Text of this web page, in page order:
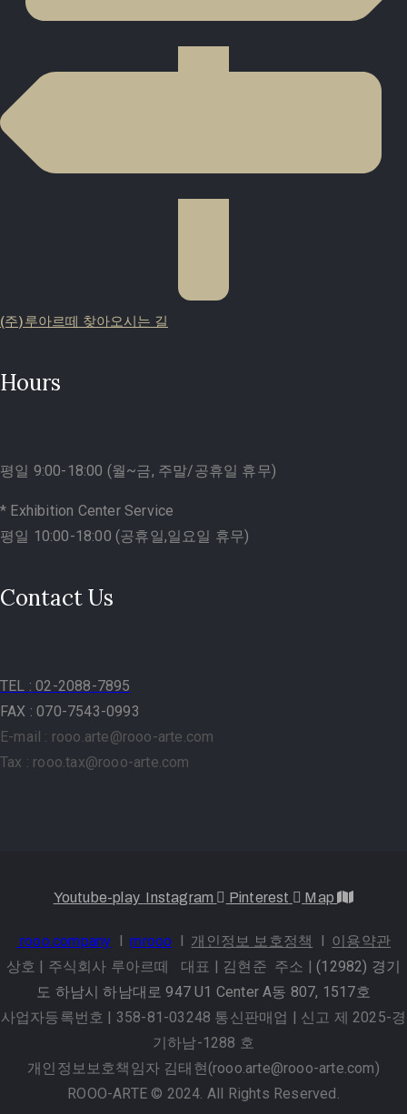
(주)루아르떼 찾아오시는 길
Hours
평일 9:00-18:00 (월~금, 주말/공휴일 휴무)
* Exhibition Center Service
평일 10:00-18:00 (공휴일,일요일 휴무)
Contact Us
TEL : 02-2088-7895
FAX : 070-7543-0993
E-mail : rooo.arte@rooo-arte.com
Tax : rooo.tax@rooo-arte.com
Youtube-play Instagram Pinterest Map
rooo.company lmrooo l 개인정보 보호정책 l 이용약관
상호 | 주식회사 루아르떼 대표 | 김현준 주소 |(12982) 경기
도 하남시 하남대로 947 U1 Center A동 807, 1517호
사업자등록번호 | 358-81-03248 통신판매업 | 신고 제 2025-경
기하남-1288 호
개인정보보호책임자 김태현(rooo.arte@rooo-arte.com)
ROOO-ARTE © 2024. All Rights Reserved.